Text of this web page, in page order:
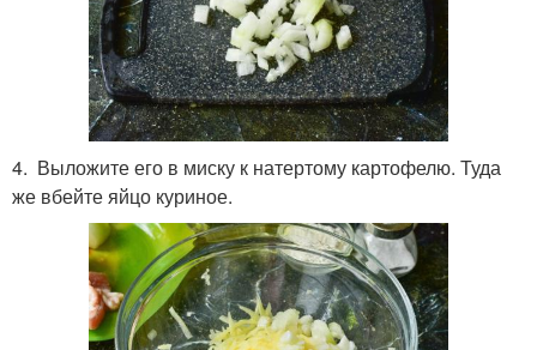
4. Выложите его в миску к натертому картофелю. Туда
же вбейте яйцо куриное.